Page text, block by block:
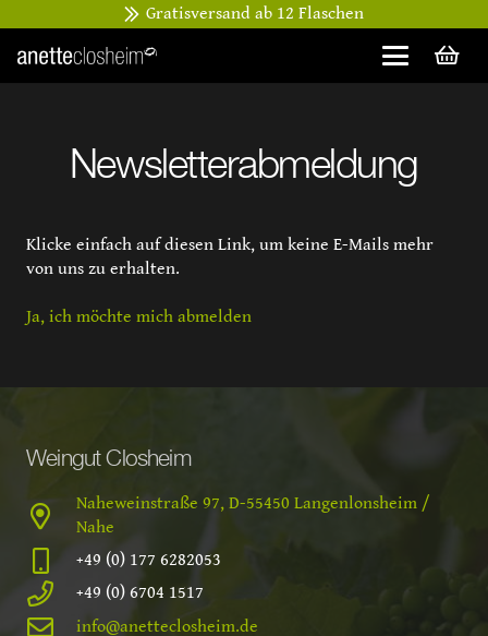
Gratisversand ab 12 Flaschen
Newsletterabmeldung
Klicke einfach auf diesen Link, um keine E-Mails mehr
von uns zu erhalten.
Ja, ich möchte mich abmelden
Weingut Closheim
Naheweinstraße 97, D-55450 Langenlonsheim /
Nahe
+49 (0) 177 6282053
+49 (0) 6704 1517
info@anetteclosheim.de